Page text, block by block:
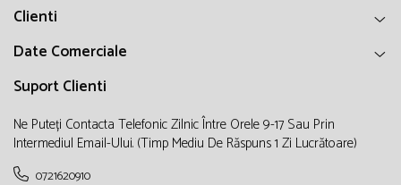
Clienti
Date Comerciale
Suport Clienti
Ne Puteți Contacta Telefonic Zilnic Între Orele 9-17 Sau Prin
Intermediul Email-Ului. (timp Mediu De Răspuns 1 Zi Lucrătoare)
0721620910